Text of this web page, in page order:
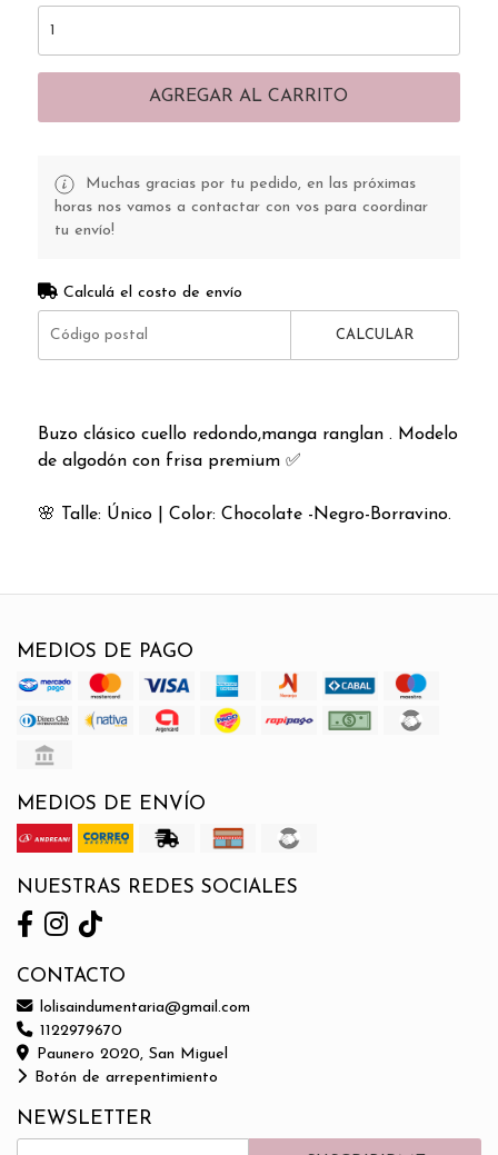
AGREGAR AL CARRITO
Muchas gracias por tu pedido, en las próximas
horas nos vamos a contactar con vos para coordinar
tu envío!
Calculá el costo de envío
CALCULAR
Buzo clásico cuello redondo,manga ranglan . Modelo
de algodón con frisa premium ✅️
🌸 Talle: Único | Color: Chocolate -Negro-Borravino.
MEDIOS DE PAGO
MEDIOS DE ENVÍO
NUESTRAS REDES SOCIALES
CONTACTO
lolisaindumentaria@gmail.com
1122979670
Paunero 2020, San Miguel
Botón de arrepentimiento
NEWSLETTER